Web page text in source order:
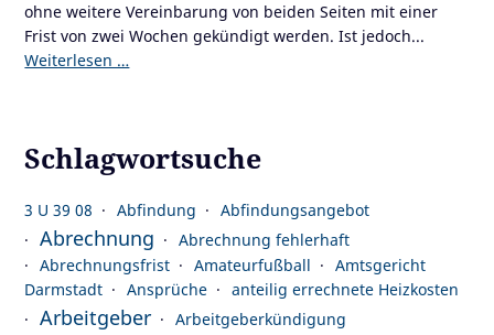
ohne weitere Vereinbarung von beiden Seiten mit einer
Frist von zwei Wochen gekündigt werden. Ist jedoch...
Weiterlesen …
Schlagwortsuche
3 U 39 08 Abfindung Abfindungsangebot
Abrechnung
Abrechnung fehlerhaft
Abrechnungsfrist
Amateurfußball
Amtsgericht
Darmstadt
Ansprüche anteilig errechnete Heizkosten
Arbeitgeber Arbeitgeberkündigung